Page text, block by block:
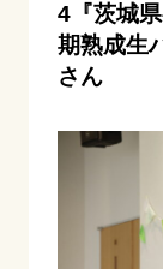
4『茨城
期熟成生
さん